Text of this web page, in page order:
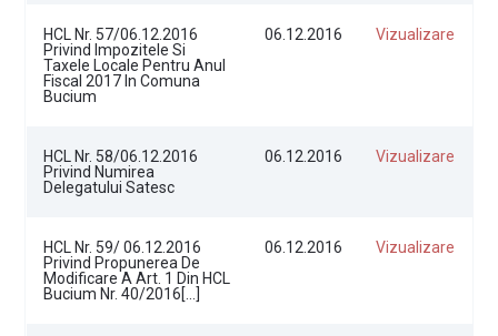
HCL Nr. 57/06.12.2016
Privind Impozitele Si
Taxele Locale Pentru Anul
Fiscal 2017 In Comuna
Bucium
06.12.2016 Vizualizare
HCL Nr. 58/06.12.2016
Privind Numirea
Delegatului Satesc
06.12.2016 Vizualizare
HCL Nr. 59/ 06.12.2016
Privind Propunerea De
Modificare A Art. 1 Din HCL
Bucium Nr. 40/2016[…]
06.12.2016 Vizualizare